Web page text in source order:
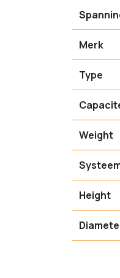
Merk
Type
Weight
Height